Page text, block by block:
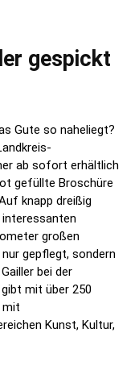
gespickt
Gute so naheliegt?
ab sofort erhältlich
gefüllte Broschüre
knapp dreißig
großen
gepflegt, sondern
bei der
mit über 250
mit
Kunst, Kultur,